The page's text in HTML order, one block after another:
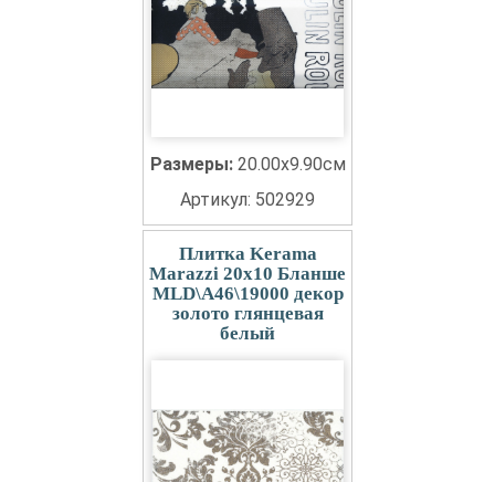
Размеры: 20.00x9.90см
Артикул: 502929
Плитка Kerama
Marazzi 20x10 Бланше
MLD\A46\19000 декор
золото глянцевая
белый